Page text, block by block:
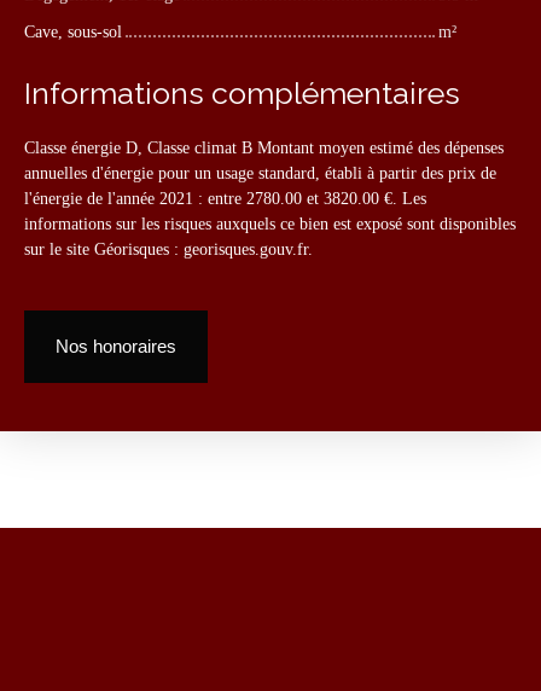
Cave, sous-sol
m²
Informations complémentaires
Classe énergie D, Classe climat B Montant moyen estimé des dépenses
annuelles d'énergie pour un usage standard, établi à partir des prix de
l'énergie de l'année 2021 : entre 2780.00 et 3820.00 €. Les
informations sur les risques auxquels ce bien est exposé sont disponibles
sur le site Géorisques : georisques.gouv.fr.
Nos honoraires